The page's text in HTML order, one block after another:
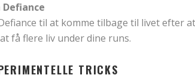
til at komme tilbage til livet efter
få flere liv under dine runs.
TRICKS